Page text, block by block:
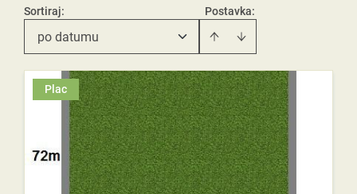
Postavka:
Sortiraj:
po datumu
Plac